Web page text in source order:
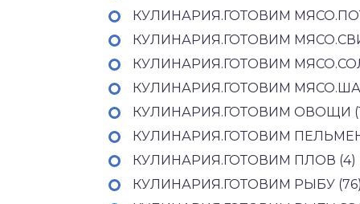
КУЛИНАРИЯ.ГОТОВИМ
КУЛИНАРИЯ.ГОТОВИМ
КУЛИНАРИЯ.ГОТОВИМ
КУЛИНАРИЯ.ГОТОВИМ
КУЛИНАРИЯ.ГОТОВИМ ОВОЩИ
КУЛИНАРИЯ.ГОТОВИМ
КУЛИНАРИЯ.ГОТОВИМ ПЛОВ (4)
КУЛИНАРИЯ.ГОТОВИМ РЫБУ